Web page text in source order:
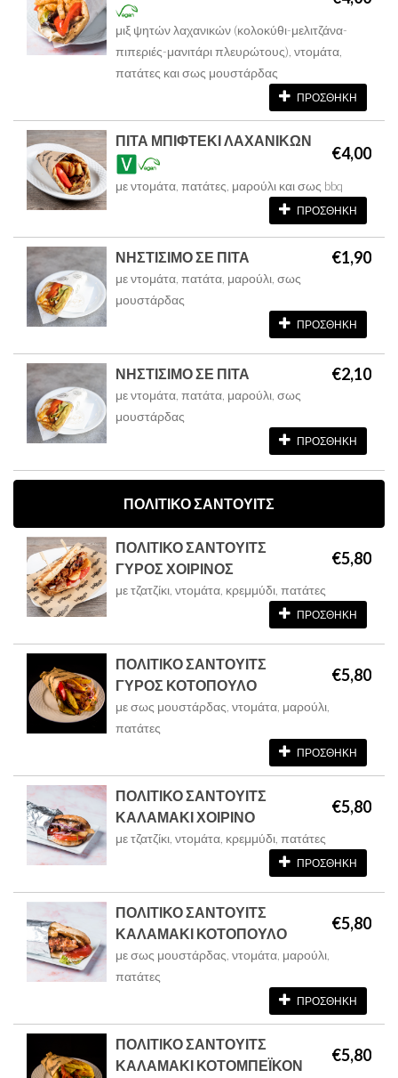
μιξ ψητών λαχανικών (κολοκύθι-μελιτζάνα-
πιπεριές-μανιτάρι πλευρώτους), ντομάτα,
πατάτες και σως μουστάρδας
ΠΡΟΣΘΗΚΗ
ΠΙΤΑ ΜΠΙΦΤΕΚΙ ΛΑΧΑΝΙΚΩΝ
€4,00
με ντομάτα, πατάτες, μαρούλι και σως bbq
ΠΡΟΣΘΗΚΗ
ΝΗΣΤΙΣΙΜΟ ΣΕ ΠΙΤΑ €1,90
με ντομάτα, πατάτα, μαρούλι, σως
μουστάρδας
ΠΡΟΣΘΗΚΗ
ΝΗΣΤΙΣΙΜΟ ΣΕ ΠΙΤΑ €2,10
με ντομάτα, πατάτα, μαρούλι, σως
μουστάρδας
ΠΡΟΣΘΗΚΗ
ΠΟΛΙΤΙΚΟ ΣΑΝΤΟΥΙΤΣ
ΠΟΛΙΤΙΚΟ ΣΑΝΤΟΥΙΤΣ
ΓΥΡΟΣ ΧΟΙΡΙΝΟΣ
€5,80
με τζατζίκι, ντομάτα, κρεμμύδι, πατάτες
ΠΡΟΣΘΗΚΗ
ΠΟΛΙΤΙΚΟ ΣΑΝΤΟΥΙΤΣ
ΓΥΡΟΣ ΚΟΤΟΠΟΥΛΟ
€5,80
με σως μουστάρδας, ντομάτα, μαρούλι,
πατάτες
ΠΡΟΣΘΗΚΗ
ΠΟΛΙΤΙΚΟ ΣΑΝΤΟΥΙΤΣ
ΚΑΛΑΜΑΚΙ ΧΟΙΡΙΝΟ
€5,80
με τζατζίκι, ντομάτα, κρεμμύδι, πατάτες
ΠΡΟΣΘΗΚΗ
ΠΟΛΙΤΙΚΟ ΣΑΝΤΟΥΙΤΣ
ΚΑΛΑΜΑΚΙ ΚΟΤΟΠΟΥΛΟ
€5,80
με σως μουστάρδας, ντομάτα, μαρούλι,
πατάτες
ΠΡΟΣΘΗΚΗ
ΠΟΛΙΤΙΚΟ ΣΑΝΤΟΥΙΤΣ
ΚΑΛΑΜΑΚΙ ΚΟΤΟΜΠΕΪΚΟΝ
€5,80